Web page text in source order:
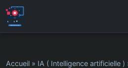
Accueil » IA ( Intelligence artificielle )